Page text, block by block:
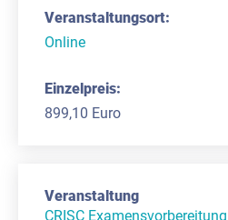
Online
899,10 Euro
CRISC Examensvorbereitung